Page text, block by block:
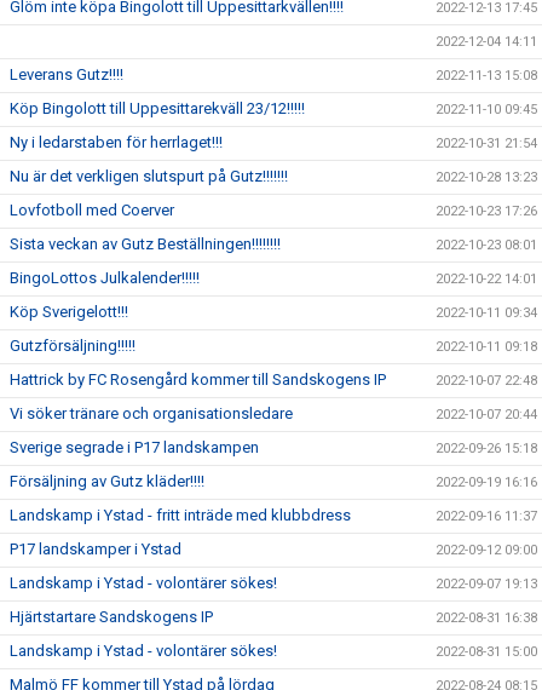
Glöm inte köpa Bingolott till Uppesittarkvällen!!!! 2022-12-13 17:45
2022-12-04 14:11
Leverans Gutz!!!! 2022-11-13 15:08
Köp Bingolott till Uppesittarekväll 23/12!!!!! 2022-11-10 09:45
Ny i ledarstaben för herrlaget!!! 2022-10-31 21:54
Nu är det verkligen slutspurt på Gutz!!!!!!! 2022-10-28 13:23
Lovfotboll med Coerver 2022-10-23 17:26
Sista veckan av Gutz Beställningen!!!!!!!! 2022-10-23 08:01
BingoLottos Julkalender!!!!! 2022-10-22 14:01
Köp Sverigelott!!! 2022-10-11 09:34
Gutzförsäljning!!!!! 2022-10-11 09:18
Hattrick by FC Rosengård kommer till Sandskogens IP 2022-10-07 22:48
Vi söker tränare och organisationsledare 2022-10-07 20:44
Sverige segrade i P17 landskampen 2022-09-26 15:18
Försäljning av Gutz kläder!!!! 2022-09-19 16:16
Landskamp i Ystad - fritt inträde med klubbdress 2022-09-16 11:37
P17 landskamper i Ystad 2022-09-12 09:00
Landskamp i Ystad - volontärer sökes! 2022-09-07 19:13
Hjärtstartare Sandskogens IP 2022-08-31 16:38
Landskamp i Ystad - volontärer sökes! 2022-08-31 15:00
Malmö FF kommer till Ystad på lördag 2022-08-24 08:15